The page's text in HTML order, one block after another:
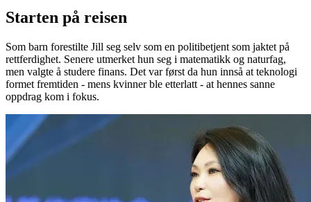
Starten på reisen
Som barn forestilte Jill seg selv som en politibetjent som jaktet på
rettferdighet. Senere utmerket hun seg i matematikk og naturfag,
men valgte å studere finans. Det var først da hun innså at teknologi
formet fremtiden - mens kvinner ble etterlatt - at hennes sanne
oppdrag kom i fokus.